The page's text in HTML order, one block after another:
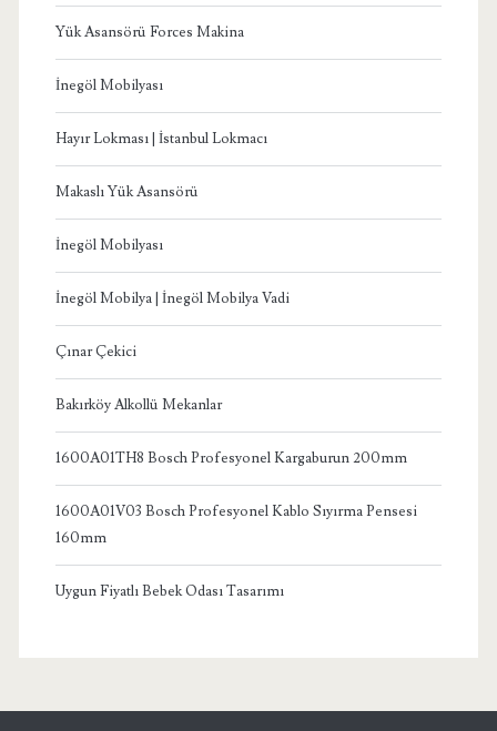
Yük Asansörü Forces Makina
İnegöl Mobilyası
Hayır Lokması | İstanbul Lokmacı
Makaslı Yük Asansörü
İnegöl Mobilyası
İnegöl Mobilya | İnegöl Mobilya Vadi
Çınar Çekici
Bakırköy Alkollü Mekanlar
1600A01TH8 Bosch Profesyonel Kargaburun 200mm
1600A01V03 Bosch Profesyonel Kablo Sıyırma Pensesi
160mm
Uygun Fiyatlı Bebek Odası Tasarımı